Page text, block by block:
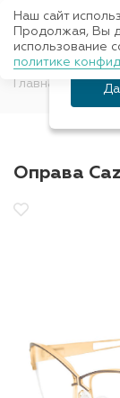
Главная
Оправа
Ваш
Да
Наш сайт
Продолжая, Вы
использование
политике